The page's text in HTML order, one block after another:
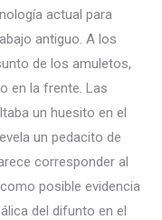
actual para
antiguo. A los
de los amuletos,
en la frente. Las
un huesito en el
un pedacito de
corresponder al
posible evidencia
del difunto en el